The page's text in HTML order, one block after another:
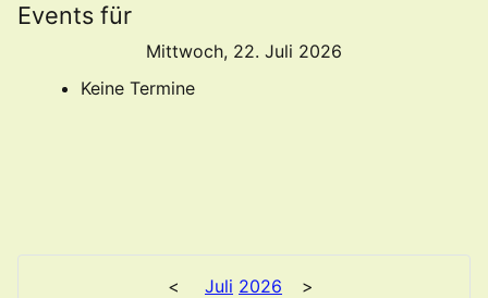
Events für
Mittwoch, 22. Juli 2026
Keine Termine
< Juli 2026
>